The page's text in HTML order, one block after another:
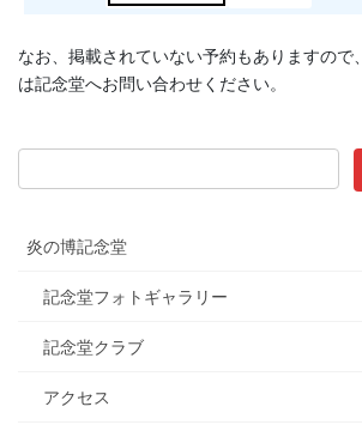
なお、掲載されていない予約もありますので
は記念堂へお問い合わせください。
炎の博記念堂
記念堂フォトギャラリー
記念堂クラブ
アクセス